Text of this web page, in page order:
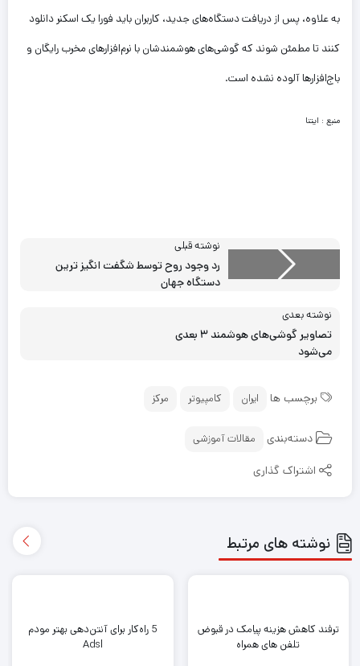
به علاوه، پس از دریافت دستگاه‌های جدید، کاربران باید فورا یک اسکنر دانلود
کنند تا مطمئن شوند که گوشی‌های هوشمندشان با نرم‌افزارهای مخرب رایگان و
باج‌افزارها آلوده نشده است.
منبع : ایتنا
نوشته قبلی
رد وجود روح توسط شگفت انگیز ترین
دستگاه جهان
نوشته بعدی
تصاویر گوشی‌های هوشمند ۳ بعدی
می‌شود
برچسب ها ایران کامپیوتر مرکز
دسته‌بندی مقالات آموزشی
اشتراک گذاری
نوشته های مرتبط
ترفند کاهش هزینه پیامک در قبوض
تلفن های همراه
5 راه‌کار برای آنتن‌دهی بهتر مودم
Adsl